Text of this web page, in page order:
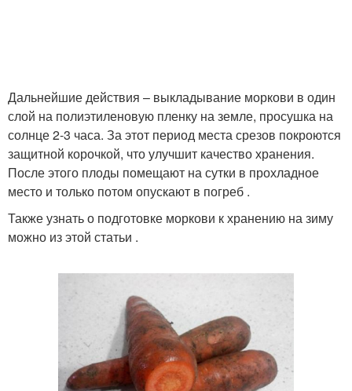
Дальнейшие действия – выкладывание моркови в один
слой на полиэтиленовую пленку на земле, просушка на
солнце 2-3 часа. За этот период места срезов покроются
защитной корочкой, что улучшит качество хранения.
После этого плоды помещают на сутки в прохладное
место и только потом опускают в погреб .
Также узнать о подготовке моркови к хранению на зиму
можно из этой статьи .